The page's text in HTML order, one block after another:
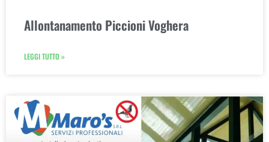
Allontanamento Piccioni Voghera
LEGGI TUTTO »